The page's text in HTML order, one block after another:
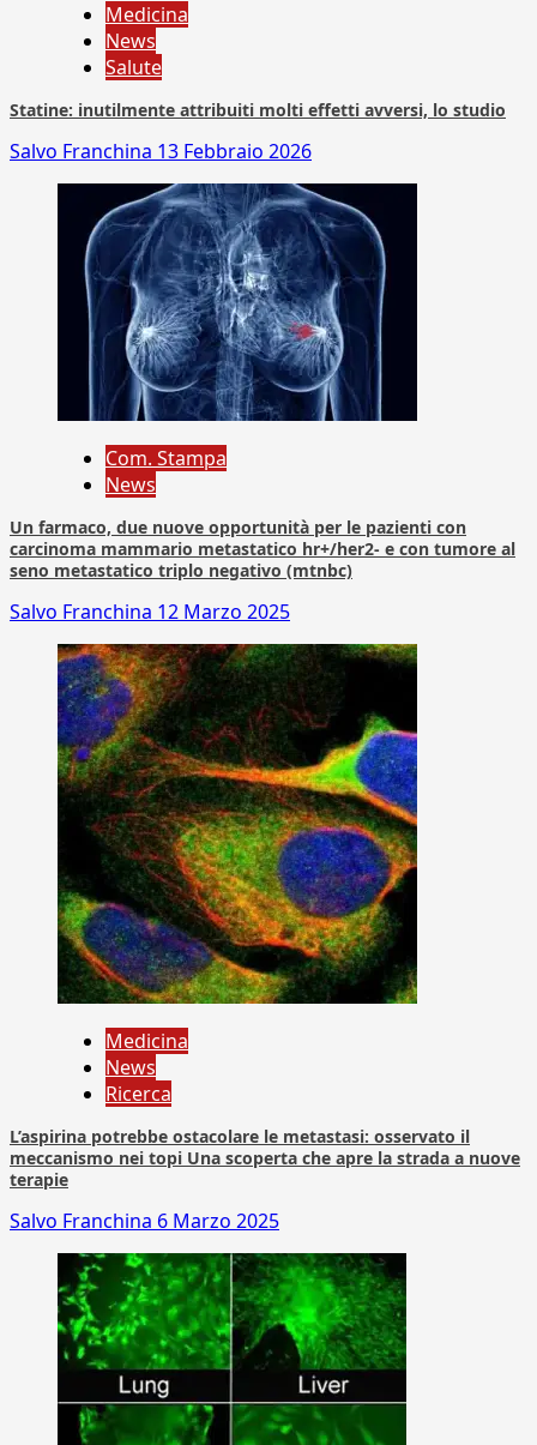
Medicina
News
Salute
Statine: inutilmente attribuiti molti effetti avversi, lo studio
Salvo Franchina 13 Febbraio 2026
Com. Stampa
News
Un farmaco, due nuove opportunità per le pazienti con
carcinoma mammario metastatico hr+/her2- e con tumore al
seno metastatico triplo negativo (mtnbc)
Salvo Franchina 12 Marzo 2025
Medicina
News
Ricerca
L’aspirina potrebbe ostacolare le metastasi: osservato il
meccanismo nei topi Una scoperta che apre la strada a nuove
terapie
Salvo Franchina 6 Marzo 2025